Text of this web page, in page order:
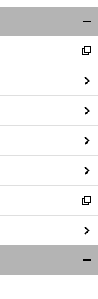
「
追
」
。
閉
る
新
し
い
ウ
ィ
ン
ド
ウ
で
開
く
新
し
い
ウ
ィ
ン